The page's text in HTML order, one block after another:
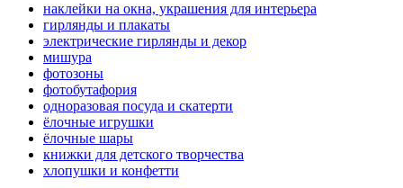
наклейки на окна, украшения для интерьера
гирлянды и плакаты
электрические гирлянды и декор
мишура
фотозоны
фотобутафория
одноразовая посуда и скатерти
ёлочные игрушки
ёлочные шары
книжки для детского творчества
хлопушки и конфетти